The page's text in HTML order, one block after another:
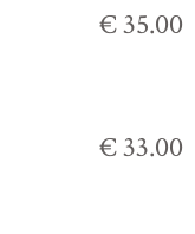
€ 35.00
€ 33.00